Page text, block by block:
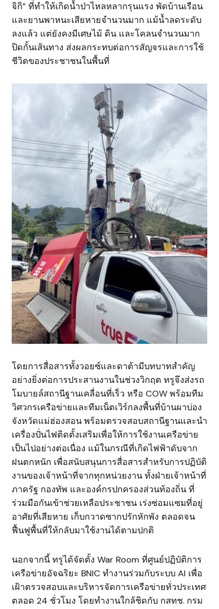
จิกิ” ที่ทำให้เกิดน้ำป่าไหลหลากรุนแรง พัดบ้านเรือน
และยานพาหนะเสียหายจำนวนมาก แม้น้ำลดระดับ
ลงแล้ว แต่ยังคงมีเศษไม้ ดิน และโคลนจำนวนมาก
ปิดกั้นเส้นทาง ส่งผลกระทบต่อการสัญจรและการใช้
ชีวิตของประชาชนในพื้นที่
โดยการสื่อสารทั้งวอยซ์และดาต้ามีบทบาทสำคัญ
อย่างยิ่งต่อการประสานงานในช่วงวิกฤต ทรูจึงส่งรถ
โมบายล์สถานีฐานเคลื่อนที่เร็ว หรือ COW พร้อมทีม
วิศวกรเครือข่ายและทีมเน็ตเวิร์กลงพื้นที่บ้านผาบ่อง
จังหวัดแม่ฮ่องสอน พร้อมตรวจสอบสถานีฐานและนำ
เครื่องปั่นไฟติดตั้งเสริมเพื่อให้การใช้งานเครือข่าย
เป็นไปอย่างต่อเนื่อง แม้ในกรณีที่เกิดไฟฟ้าดับจาก
ฝนตกหนัก เพื่อสนับสนุนการสื่อสารสำหรับการปฏิบัติ
งานของเจ้าหน้าที่จากทุกหน่วยงาน ทั้งฝ่ายเจ้าหน้าที่
ภาครัฐ กองทัพ และองค์กรปกครองส่วนท้องถิ่น ที่
ร่วมมือกันเข้าช่วยเหลือประชาชน เร่งซ่อมแซมที่อยู่
อาศัยที่เสียหาย เก็บกวาดซากปรักหักพัง ตลอดจน
ฟื้นฟูพื้นที่ให้กลับมาใช้งานได้ตามปกติ
นอกจากนี้ ทรูได้จัดตั้ง War Room ที่ศูนย์ปฏิบัติการ
เครือข่ายอัจฉริยะ BNIC ทำงานร่วมกับระบบ AI เพื่อ
เฝ้าตรวจสอบและบริหารจัดการเครือข่ายทั่วประเทศ
ตลอด 24 ชั่วโมง โดยทำงานใกล้ชิดกับ กสทช. กรม